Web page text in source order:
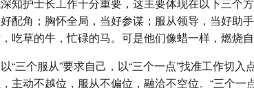
知护士长工作十分重要，这主要体现在以下三
配角；胸怀全局，当好参谋；服从领导，当好
吃草的牛，忙碌的马。可是他们像蜡一样，燃烧
三个服从”要求自己，以“三个一点”找准工作切
主动不越位，服从不偏位，融洽不空位。“三个